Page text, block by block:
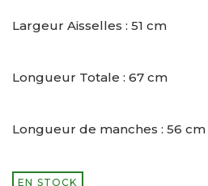
Largeur Aisselles : 51 cm
Longueur Totale : 67 cm
Longueur de manches : 56 cm
EN STOCK